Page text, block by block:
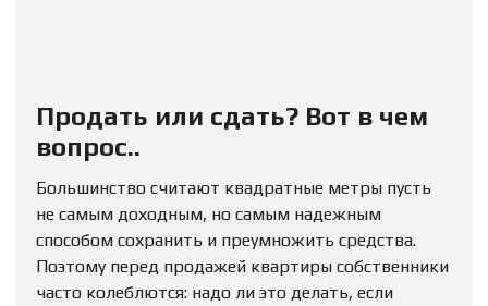
Продать или сдать? Вот в чем
вопрос..
Большинство считают квадратные метры пусть
не самым доходным, но самым надежным
способом сохранить и преумножить средства.
Поэтому перед продажей квартиры собственники
часто колеблются: надо ли это делать, если